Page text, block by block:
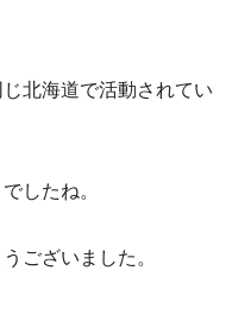
北海道で活動されてい
したね。
ございました。